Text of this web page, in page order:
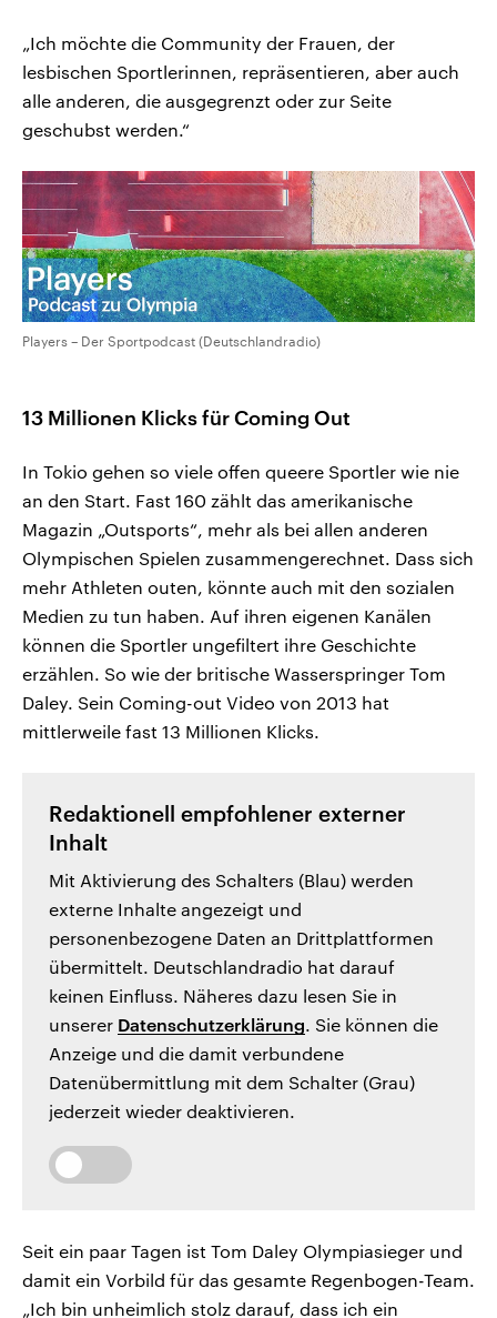
„Ich möchte die Community der Frauen, der
lesbischen Sportlerinnen, repräsentieren, aber auch
alle anderen, die ausgegrenzt oder zur Seite
geschubst werden.“
Players – Der Sportpodcast (Deutschlandradio)
13 Millionen Klicks für Coming Out
In Tokio gehen so viele offen queere Sportler wie nie
an den Start. Fast 160 zählt das amerikanische
Magazin „Outsports“, mehr als bei allen anderen
Olympischen Spielen zusammengerechnet. Dass sich
mehr Athleten outen, könnte auch mit den sozialen
Medien zu tun haben. Auf ihren eigenen Kanälen
können die Sportler ungefiltert ihre Geschichte
erzählen. So wie der britische Wasserspringer Tom
Daley. Sein Coming-out Video von 2013 hat
mittlerweile fast 13 Millionen Klicks.
Redaktionell empfohlener externer
Inhalt
Mit Aktivierung des Schalters (Blau) werden
externe Inhalte angezeigt und
personenbezogene Daten an Drittplattformen
übermittelt. Deutschlandradio hat darauf
keinen Einfluss. Näheres dazu lesen Sie in
unserer Datenschutzerklärung. Sie können die
Anzeige und die damit verbundene
Datenübermittlung mit dem Schalter (Grau)
jederzeit wieder deaktivieren.
Seit ein paar Tagen ist Tom Daley Olympiasieger und
damit ein Vorbild für das gesamte Regenbogen-Team.
„Ich bin unheimlich stolz darauf, dass ich ein